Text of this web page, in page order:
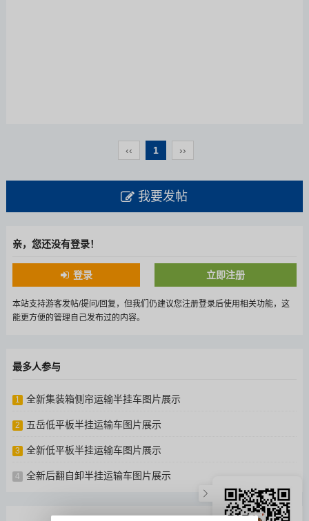
‹‹ 1 ››
我要发帖
亲，您还没有登录！
登录 立即注册
本站支持游客发帖/提问/回复，但我们仍建议您注册登录后使用相关功能，这
能更方便的管理自己发布过的内容。
最多人参与
1 全新集装箱侧帘运输半挂车图片展示
2 五岳低平板半挂运输车图片展示
3 全新低平板半挂运输车图片展示
4 全新后翻自卸半挂运输车图片展示